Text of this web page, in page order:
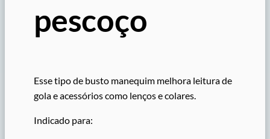
pescoço
Esse tipo de busto manequim melhora leitura de
gola e acessórios como lenços e colares.
Indicado para: